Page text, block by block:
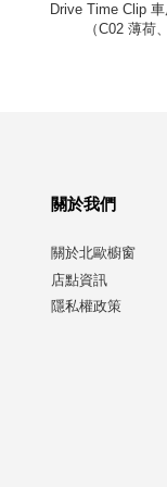
Drive Time Clip
（C02 薄荷
關於我們
關於北歐櫥窗
店點資訊
隱私權政策